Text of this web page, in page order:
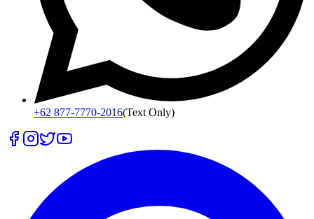
+62 877-7770-2016(Text Only)